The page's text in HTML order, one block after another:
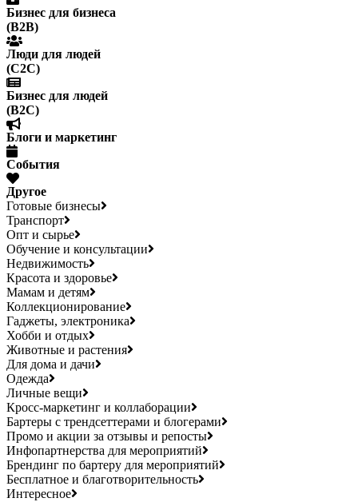
Бизнес для бизнеса
(B2B)
Люди для людей
(С2С)
Бизнес для людей
(B2C)
Блоги и маркетинг
События
Другое
Готовые бизнесы
Транспорт
Опт и сырье
Обучение и консультации
Недвижимость
Красота и здоровье
Мамам и детям
Коллекционирование
Гаджеты, электроника
Хобби и отдых
Животные и растения
Для дома и дачи
Одежда
Личные вещи
Кросс-маркетинг и коллаборации
Бартеры с трендсеттерами и блогерами
Промо и акции за отзывы и репосты
Инфопартнерства для мероприятий
Брендинг по бартеру для мероприятий
Бесплатное и благотворительность
Интересное